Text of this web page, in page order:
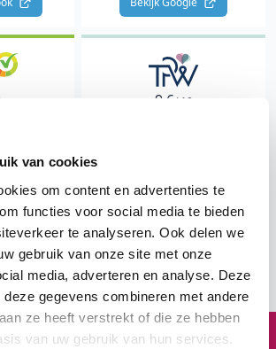
van cookies
om content en advertenties te
functies voor social media te bieden
te analyseren. Ook delen we
gebruik van onze site met onze
media, adverteren en analyse. Deze
deze gegevens combineren met andere
ze heeft verstrekt of die ze hebben
van uw gebruik van hun services.
feest en
9.6 / 10
"Precies de DJ die we
zochten"
Mili & Jeroen